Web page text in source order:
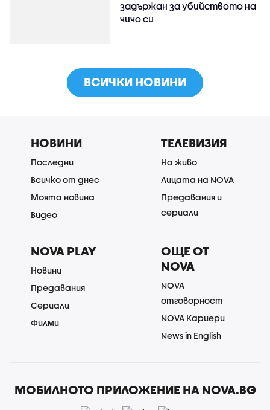
задържан за убийството на
чичо си
ВСИЧКИ НОВИНИ
НОВИНИ
Последни
Всичко от днес
Моята новина
Видео
ТЕЛЕВИЗИЯ
На живо
Лицата на NOVA
Предавания и
сериали
NOVA PLAY
Новини
Предавания
Сериали
Филми
ОЩЕ ОТ
NOVA
NOVA
отговорност
NOVA Кариери
News in English
МОБИЛНОТО ПРИЛОЖЕНИЕ НА NOVA.BG